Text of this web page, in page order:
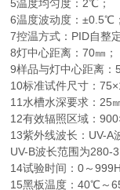
5温度均匀度：2℃；
6温度波动度：±0.5℃
7控温方式：PID自整
8灯中心距离：70㎜；
9样品与灯中心距离：
10标准试件尺寸：
11水槽水深要求：25
12有效辐照区域：
13紫外线波长：UV-A
UV-B波长范围为280-
14试验时间：0～
15黑板温度：40℃～